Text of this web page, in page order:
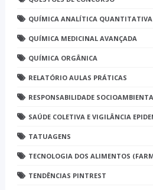
QUÍMICA ANALÍTICA QUANTITATIVA
QUÍMICA MEDICINAL AVANÇADA
QUÍMICA ORGÂNICA
RELATÓRIO AULAS PRÁTICAS
RESPONSABILIDADE
SAÚDE COLETIVA E VIGILÂNCIA
TATUAGENS
TECNOLOGIA DOS ALIMENTOS
TENDÊNCIAS PINTREST